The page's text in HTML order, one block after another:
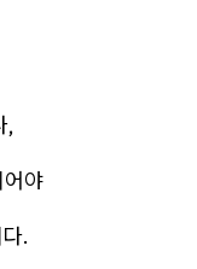
,
야
.